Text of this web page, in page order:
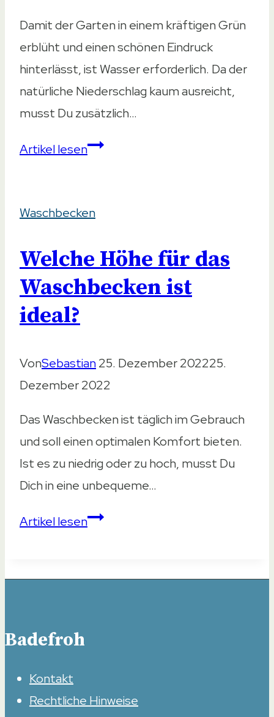
Damit der Garten in einem kräftigen Grün
erblüht und einen schönen Eindruck
hinterlässt, ist Wasser erforderlich. Da der
natürliche Niederschlag kaum ausreicht,
musst Du zusätzlich…
Artikel lesenWasserhahn
Praktische
im
Überblick
Waschbecken
Welche Höhe für das
Waschbecken ist
ideal?
VonSebastian25. Dezember 202225.
Dezember 2022
Das Waschbecken ist täglich im Gebrauch
und soll einen optimalen Komfort bieten.
Ist es zu niedrig oder zu hoch, musst Du
Dich in eine unbequeme…
Artikel lesenWelche
Badefroh
Kontakt
Rechtliche Hinweise